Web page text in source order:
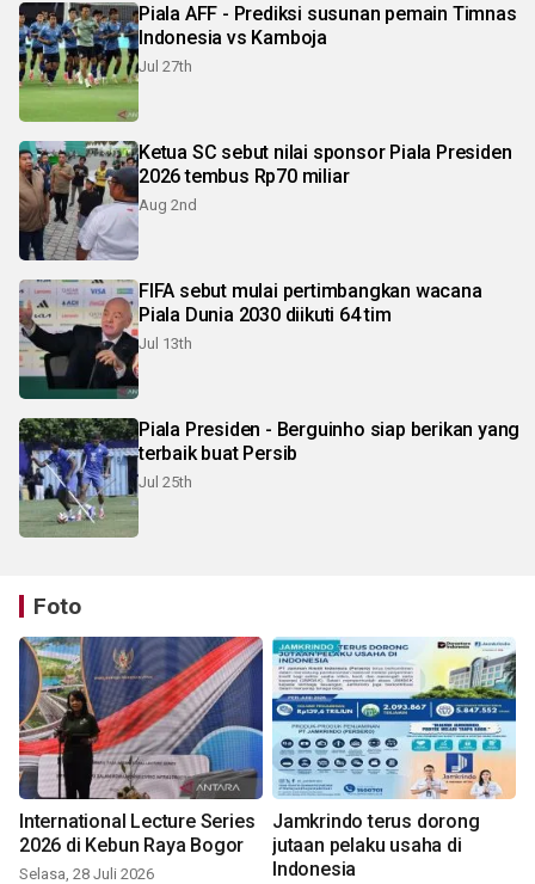
Piala AFF - Prediksi susunan pemain Timnas
Indonesia vs Kamboja
Jul 27th
Ketua SC sebut nilai sponsor Piala Presiden
2026 tembus Rp70 miliar
Aug 2nd
FIFA sebut mulai pertimbangkan wacana
Piala Dunia 2030 diikuti 64 tim
Jul 13th
Piala Presiden - Berguinho siap berikan yang
terbaik buat Persib
Jul 25th
Foto
International Lecture Series
2026 di Kebun Raya Bogor
Selasa, 28 Juli 2026
Jamkrindo terus dorong
jutaan pelaku usaha di
Indonesia